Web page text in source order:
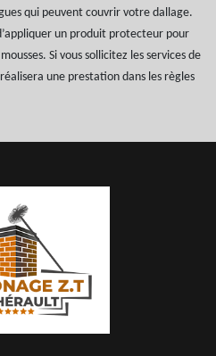
qui peuvent couvrir votre dallage.
un produit protecteur pour
Si vous sollicitez les services de
une prestation dans les règles